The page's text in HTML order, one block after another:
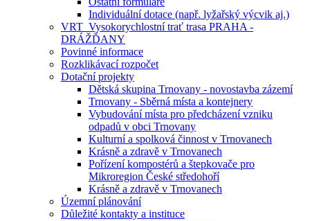
Individuální dotace (např. lyžařský výcvik aj.)
VRT_Vysokorychlostní trať trasa PRAHA -
DRÁŽĎANY
Povinné informace
Rozklikávací rozpočet
Dotační projekty
Dětská skupina Trnovany - novostavba zázemí
Trnovany - Sběrná místa a kontejnery
Vybudování místa pro předcházení vzniku
odpadů v obci Trnovany
Kulturní a spolková činnost v Trnovanech
Krásně a zdravě v Trnovanech
Pořízení kompostérů a štepkovače pro
Mikroregion České středohoří
Krásně a zdravě v Trnovanech
Územní plánování
Důležité kontakty a instituce